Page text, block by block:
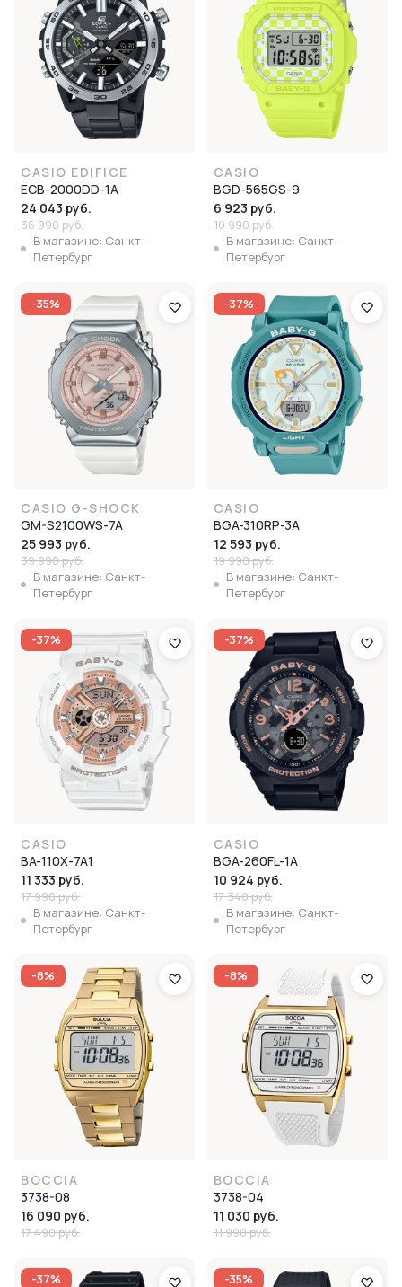
CASIO EDIFICE
ECB-2000DD-1A
24 043 руб.
36 990 руб.
В магазине: Санкт-
Петербург
CASIO
BGD-565GS-9
6 923 руб.
10 990 руб.
В магазине: Санкт-
Петербург
-35%
CASIO G-SHOCK
GM-S2100WS-7A
25 993 руб.
39 990 руб.
В магазине: Санкт-
Петербург
-37%
CASIO
BGA-310RP-3A
12 593 руб.
19 990 руб.
В магазине: Санкт-
Петербург
-37%
CASIO
BA-110X-7A1
11 333 руб.
17 990 руб.
В магазине: Санкт-
Петербург
-37%
CASIO
BGA-260FL-1A
10 924 руб.
17 340 руб.
В магазине: Санкт-
Петербург
-8%
BOCCIA
3738-08
16 090 руб.
17 490 руб.
-8%
BOCCIA
3738-04
11 030 руб.
11 990 руб.
-37% -35%